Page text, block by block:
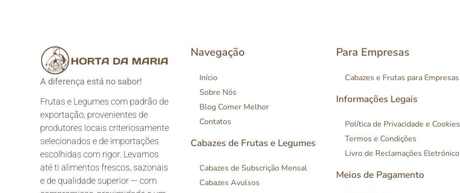
A diferença está no sabor!
Frutas e Legumes com padrão de
exportação, provenientes de
produtores locais criteriosamente
selecionados e de importações
escolhidas com rigor. Levamos
até ti alimentos frescos, sazonais
e de qualidade superior — com
Navegação
Início
Sobre Nós
Blog Comer Melhor
Contatos
Cabazes de Frutas e Legumes
Cabazes de Subscrição Mensal
Cabazes Avulsos
Para Empresas
Cabazes e Frutas para Empresas
Informações Legais
Política de Privacidade e Cookies
Termos e Condições
Livro de Reclamações Eletrónico
Meios de Pagamento